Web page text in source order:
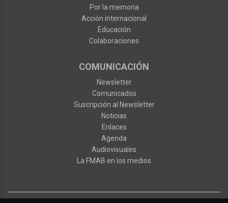
Por la memoria
Acción internacional
Educación
Colaboraciones
COMUNICACIÓN
Newsletter
Comunicados
Suscripción al Newsletter
Noticias
Enlaces
Agenda
Audiovisuales
La FMAB en los medios